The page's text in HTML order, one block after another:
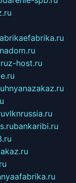
z-host.ru
vlknrussia.ru
bankaribi.ru